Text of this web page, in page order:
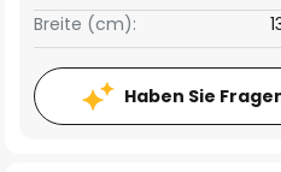
Breite (cm):
Haben Sie